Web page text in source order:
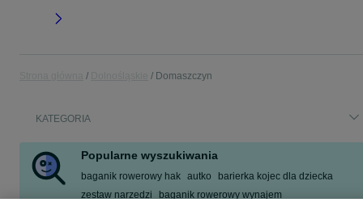
Domaszczyn
KATEGORIA
Popularne wyszukiwania
baganik rowerowy hak autko
barierka kojec dla dziecka
zestaw narzedzi
baganik rowerowy wynajem